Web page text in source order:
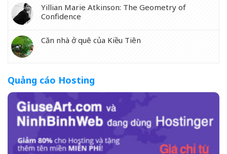
Yillian Marie Atkinson: The Geometry of
Confidence
Căn nhà ở quê của Kiều Tiên
Quảng cáo Hosting